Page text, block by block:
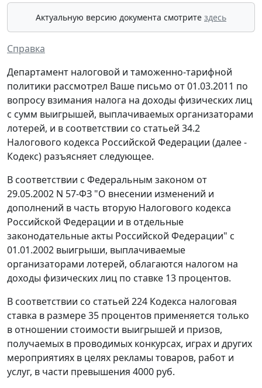
Актуальную версию документа смотрите здесь
Справка
Департамент налоговой и таможенно-тарифной
политики рассмотрел Ваше письмо от 01.03.2011 по
вопросу взимания налога на доходы физических лиц
с сумм выигрышей, выплачиваемых организаторами
лотерей, и в соответствии со статьей 34.2
Налогового кодекса Российской Федерации (далее -
Кодекс) разъясняет следующее.
В соответствии с Федеральным законом от
29.05.2002 N 57-ФЗ "О внесении изменений и
дополнений в часть вторую Налогового кодекса
Российской Федерации и в отдельные
законодательные акты Российской Федерации" с
01.01.2002 выигрыши, выплачиваемые
организаторами лотерей, облагаются налогом на
доходы физических лиц по ставке 13 процентов.
В соответствии со статьей 224 Кодекса налоговая
ставка в размере 35 процентов применяется только
в отношении стоимости выигрышей и призов,
получаемых в проводимых конкурсах, играх и других
мероприятиях в целях рекламы товаров, работ и
услуг, в части превышения 4000 руб.